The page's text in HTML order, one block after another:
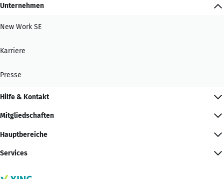
Unternehmen
New Work SE
Karriere
Presse
Hilfe & Kontakt
Mitgliedschaften
Hauptbereiche
Services